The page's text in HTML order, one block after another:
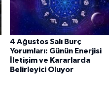
4 Ağustos Salı Burç
Yorumları: Günün Enerjisi
İletişim ve Kararlarda
Belirleyici Oluyor